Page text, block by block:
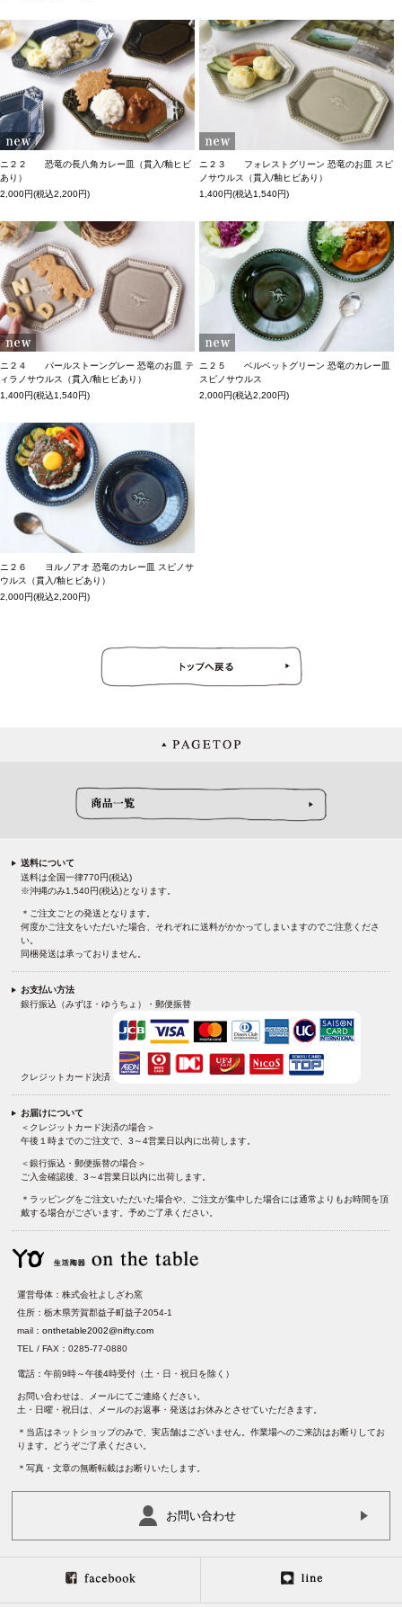
ニ２２ 恐竜の長八角カレー皿（貫入/釉ヒビ
あり）
2,000円(税込2,200円)
ニ２３ フォレストグリーン 恐竜のお皿 スピ
ノサウルス（貫入/釉ヒビあり）
1,400円(税込1,540円)
ニ２４ パールストーングレー 恐竜のお皿 テ
ィラノサウルス（貫入/釉ヒビあり）
1,400円(税込1,540円)
ニ２５ ベルベットグリーン 恐竜のカレー皿
スピノサウルス
2,000円(税込2,200円)
ニ２６ ヨルノアオ 恐竜のカレー皿 スピノサ
ウルス（貫入/釉ヒビあり）
2,000円(税込2,200円)
送料について
送料は全国一律770円(税込)
※沖縄のみ1,540円(税込)となります。
＊ご注文ごとの発送となります。
何度かご注文をいただいた場合、それぞれに送料がかかってしまいますのでご注意くださ
い。
同梱発送は承っておりません。
お支払い方法
銀行振込（みずほ・ゆうちょ）・郵便振替
クレジットカード決済
お届けについて
＜クレジットカード決済の場合＞
午後１時までのご注文で、3～4営業日以内に出荷します。
＜銀行振込・郵便振替の場合＞
ご入金確認後、3～4営業日以内に出荷します。
＊ラッピングをご注文いただいた場合や、ご注文が集中した場合には通常よりもお時間を頂
戴する場合がございます。予めご了承ください。
運営母体：株式会社よしざわ窯
住所：栃木県芳賀郡益子町益子2054-1
mail：onthetable2002@nifty.com
TEL / FAX：0285-77-0880
電話：午前9時～午後4時受付（土・日・祝日を除く）
お問い合わせは、メールにてご連絡ください。
土・日曜・祝日は、メールのお返事・発送はお休みとさせていただきます。
＊当店はネットショップのみで、実店舗はございません。作業場へのご来訪はお断りしてお
ります。どうぞご了承ください。
＊写真・文章の無断転載はお断りいたします。
お問い合わせ